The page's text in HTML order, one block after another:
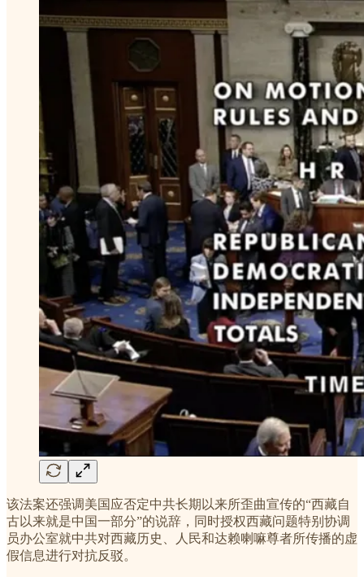
该法案还强调美国应否定中共长期以来所歪曲宣传的“西藏自
古以来就是中国一部分”的说辞，同时授权西藏问题特别协调
员办公室就中共对西藏历史、人民和达赖喇嘛尊者所传播的虚
假信息进行对抗反驳。